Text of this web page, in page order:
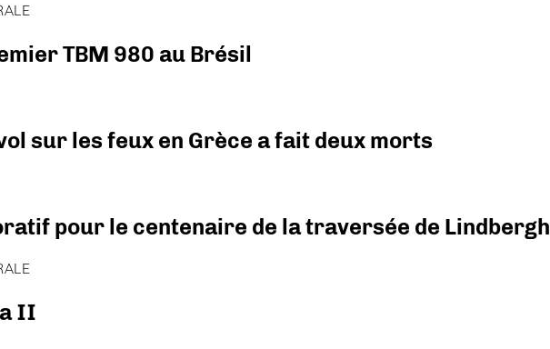
TBM 980 au Brésil
sur les feux en Grèce a fait deux morts
pour le centenaire de la traversée de Lindbergh
II